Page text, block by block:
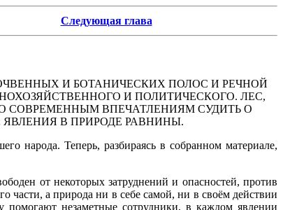
Следующая глава
И БОТАНИЧЕСКИХ ПОЛОС И РЕЧНОЙ
И ПОЛИТИЧЕСКОГО. ЛЕС,
СОВРЕМЕННЫМ ВПЕЧАТЛЕНИЯМ СУДИТЬ О
В ПРИРОДЕ РАВНИНЫ.
народа. Теперь, разбираясь в собранном материале,
от некоторых затруднений и опасностей, против
части, а природа ни в себе самой, ни в своём действии
незаметные сотрудники, в каждом явлении